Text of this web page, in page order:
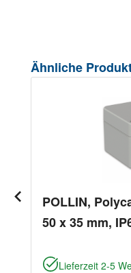
Produktgalerie
Ähnliche
POLLIN,
50 x 35 mm,
Lieferzeit 2-5